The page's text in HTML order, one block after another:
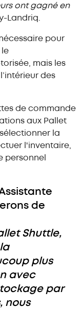
ont gagné en
Landriq.
pour
le
mais les
des
de commande
aux Pallet
la
l'inventaire,
personnel
de
Shuttle,
plus
avec
par
nous